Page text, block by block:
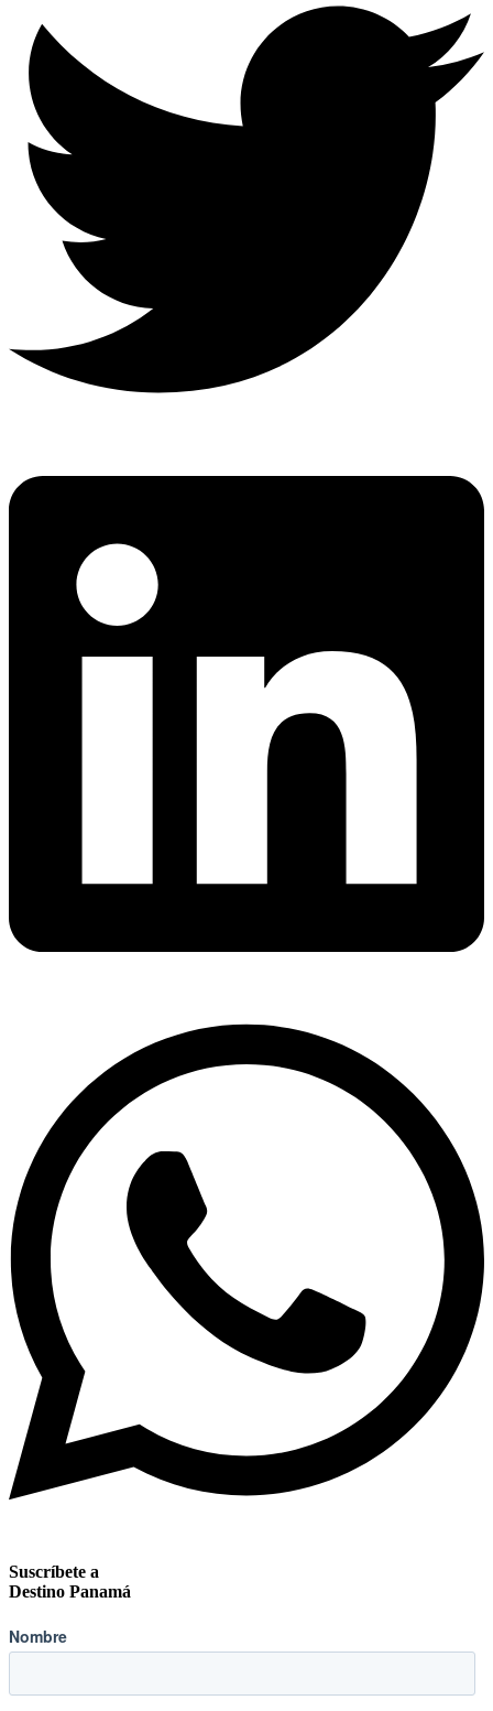
Suscríbete a
Destino Panamá